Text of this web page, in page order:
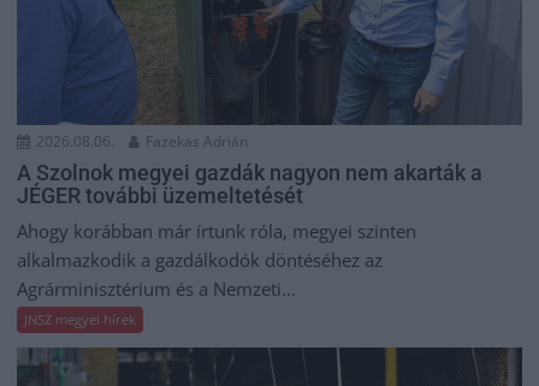
2026.08.06. Fazekas Adrián
A Szolnok megyei gazdák nagyon nem akarták a
JÉGER további üzemeltetését
Ahogy korábban már írtunk róla, megyei szinten
alkalmazkodik a gazdálkodók döntéséhez az
Agrárminisztérium és a Nemzeti...
JNSZ megyei hírek